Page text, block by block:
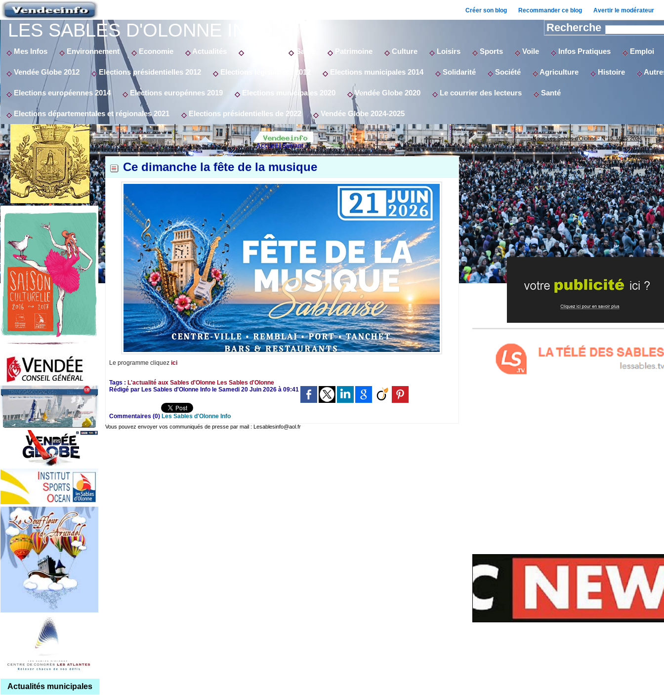
Créer son blog Recommander ce blog Avertir le modérateur
LES SABLES D'OLONNE INFO Recherche
Mes Infos Environnement Economie Actualités Santé Patrimoine Culture Loisirs Sports Voile Infos Pratiques Emploi
Vendée Globe 2012 Elections présidentielles 2012 Elections législatives 2012 Elections municipales 2014 Solidarité Société Agriculture Histoire
Elections européennes 2014 Elections europénnes 2019 Elections municipales 2020 Vendée Globe 2020 Le courrier des lecteurs Santé
Elections départementales et régionales 2021 Elections présidentielles de 2022 Vendée Globe 2024-2025
Actualités municipales
Accueil |Suivant »
Ce dimanche la fête de la musique
Le programme cliquez ici
Tags : L'actualité aux Sables d'Olonne Les Sables d'Olonne
Rédigé par Les Sables d'Olonne Info le Samedi 20 Juin 2026 à 09:41
Commentaires (0) Les Sables d'Olonne Info
Vous pouvez envoyer vos communiqués de presse par mail : Lesablesinfo@aol.fr
Nous Les Sables d'Olonne - N°15, Mars 2024
Publish at Calameo